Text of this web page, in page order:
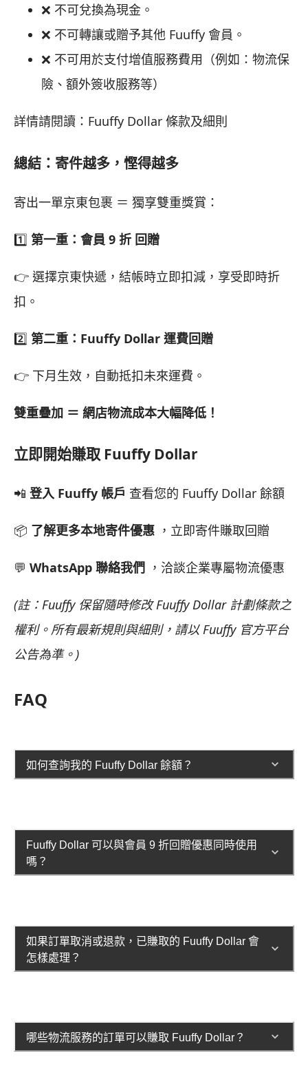
❌ 不可兌換為現金。
❌ 不可轉讓或贈予其他 Fuuffy 會員。
❌ 不可用於支付增值服務費用（例如：物流保
險、額外簽收服務等）
詳情請閱讀：Fuuffy Dollar 條款及細則
總結：寄件越多，慳得越多
寄出一單京東包裹 ＝ 獨享雙重獎賞：
1️⃣ 第一重：會員 9 折 回贈
👉 選擇京東快遞，結帳時立即扣減，享受即時折
扣。
2️⃣ 第二重：Fuuffy Dollar 運費回贈
👉 下月生效，自動抵扣未來運費。
雙重疊加 ＝ 網店物流成本大幅降低！
立即開始賺取 Fuuffy Dollar
📲 登入 Fuuffy 帳戶 查看您的 Fuuffy Dollar 餘額
📦 了解更多本地寄件優惠 ，立即寄件賺取回贈
💬 WhatsApp 聯絡我們 ，洽談企業專屬物流優惠
(註：Fuuffy 保留隨時修改 Fuuffy Dollar 計劃條款之
權利。所有最新規則與細則，請以 Fuuffy 官方平台
公告為準。)
FAQ
如何查詢我的 Fuuffy Dollar 餘額？
Fuuffy Dollar 可以與會員 9 折回贈優惠同時使用
嗎？
如果訂單取消或退款，已賺取的 Fuuffy Dollar 會
怎樣處理？
哪些物流服務的訂單可以賺取 Fuuffy Dollar？